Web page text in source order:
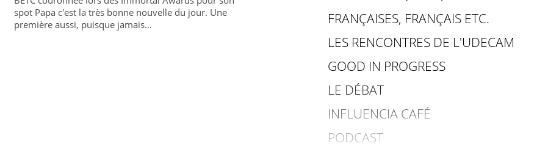
spot Papa c'est la très bonne nouvelle du jour. Une
première aussi, puisque jamais…
FRANÇAISES, FRANÇAIS ETC.
LES RENCONTRES DE L'UDECAM
GOOD IN PROGRESS
LE DÉBAT
INFLUENCIA CAFÉ
PODCAST